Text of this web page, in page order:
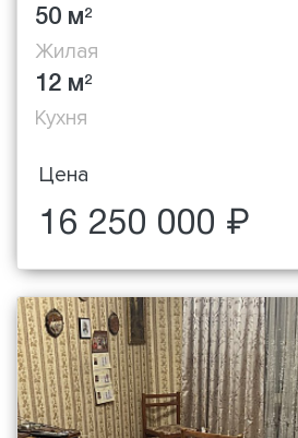
50 м2
Жилая
12 м2
Кухня
Цена
16 250 000 ₽